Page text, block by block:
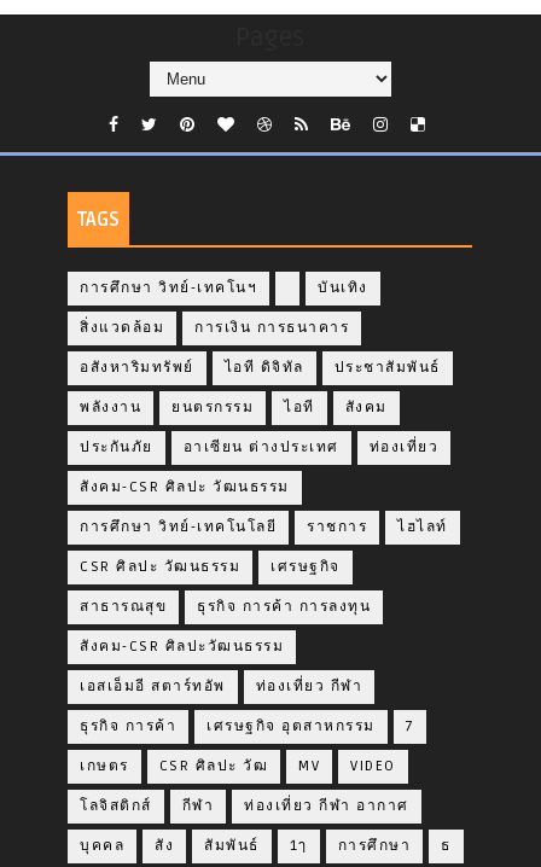
TAGS
การศึกษา วิทย์-เทคโนฯ บันเทิง
สิ่งแวดล้อม การเงิน การธนาคาร
อสังหาริมทรัพย์ ไอที ดิจิทัล ประชาสัมพันธ์
พลังงาน ยนตรกรรม ไอที สังคม
ประกันภัย อาเซียน ต่างประเทศ ท่องเที่ยว
สังคม-CSR ศิลปะ วัฒนธรรม
การศึกษา วิทย์-เทคโนโลยี ราชการ ไฮไลท์
CSR ศิลปะ วัฒนธรรม เศรษฐกิจ
สาธารณสุข ธุรกิจ การค้า การลงทุน
สังคม-CSR ศิลปะวัฒนธรรม
เอสเอ็มอี สตาร์ทอัพ ท่องเที่ยว กีฬา
ธุรกิจ การค้า เศรษฐกิจ อุตสาหกรรม 7
เกษตร CSR ศิลปะ วัฒ MV VIDEO
โลจิสติกส์ กีฬา ท่องเที่ยว กีฬา อากาศ
บุคคล สัง สัมพันธ์ 1ๅ การศึกษา ธ